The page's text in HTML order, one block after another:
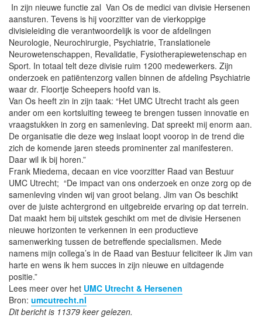
In zijn nieuwe functie zal Van Os de medici van divisie Hersenen
aansturen. Tevens is hij voorzitter van de vierkoppige
divisieleiding die verantwoordelijk is voor de afdelingen
Neurologie, Neurochirurgie, Psychiatrie, Translationele
Neurowetenschappen, Revalidatie, Fysiotherapiewetenschap en
Sport. In totaal telt deze divisie ruim 1200 medewerkers. Zijn
onderzoek en patiëntenzorg vallen binnen de afdeling Psychiatrie
waar dr. Floortje Scheepers hoofd van is.
Van Os heeft zin in zijn taak: “Het UMC Utrecht tracht als geen
ander om een kortsluiting teweeg te brengen tussen innovatie en
vraagstukken in zorg en samenleving. Dat spreekt mij enorm aan.
De organisatie die deze weg inslaat loopt voorop in de trend die
zich de komende jaren steeds prominenter zal manifesteren.
Daar wil ik bij horen.”
Frank Miedema, decaan en vice voorzitter Raad van Bestuur
UMC Utrecht; “De impact van ons onderzoek en onze zorg op de
samenleving vinden wij van groot belang. Jim van Os beschikt
over de juiste achtergrond en uitgebreide ervaring op dat terrein.
Dat maakt hem bij uitstek geschikt om met de divisie Hersenen
nieuwe horizonten te verkennen in een productieve
samenwerking tussen de betreffende specialismen. Mede
namens mijn collega’s in de Raad van Bestuur feliciteer ik Jim van
harte en wens ik hem succes in zijn nieuwe en uitdagende
positie.”
Lees meer over het UMC Utrecht & Hersenen
Bron: umcutrecht.nl
Dit bericht is 11379 keer gelezen.